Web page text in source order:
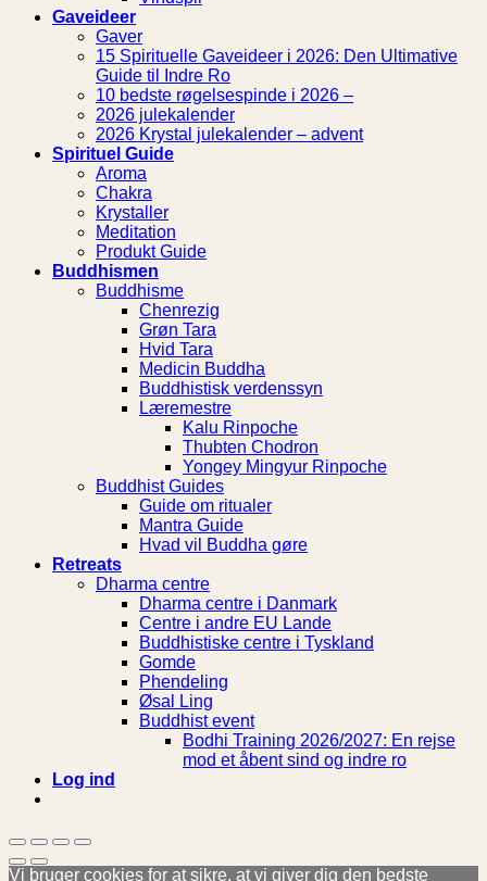
Gaveideer
Gaver
15 Spirituelle Gaveideer i 2026: Den Ultimative
Guide til Indre Ro
10 bedste røgelsespinde i 2026 –
2026 julekalender
2026 Krystal julekalender – advent
Spirituel Guide
Aroma
Chakra
Krystaller
Meditation
Produkt Guide
Buddhismen
Buddhisme
Chenrezig
Grøn Tara
Hvid Tara
Medicin Buddha
Buddhistisk verdenssyn
Læremestre
Kalu Rinpoche
Thubten Chodron
Yongey Mingyur Rinpoche
Buddhist Guides
Guide om ritualer
Mantra Guide
Hvad vil Buddha gøre
Retreats
Dharma centre
Dharma centre i Danmark
Centre i andre EU Lande
Buddhistiske centre i Tyskland
Gomde
Phendeling
Øsal Ling
Buddhist event
Bodhi Training 2026/2027: En rejse
mod et åbent sind og indre ro
Log ind
Vi bruger cookies for at sikre, at vi giver dig den bedste